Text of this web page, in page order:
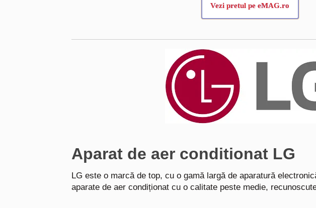
Vezi pretul pe eMAG.ro
Aparat de aer conditionat LG
LG este o marcă de top, cu o gamă largă de aparatură
aparate de aer condiționat cu o calitate peste medie,